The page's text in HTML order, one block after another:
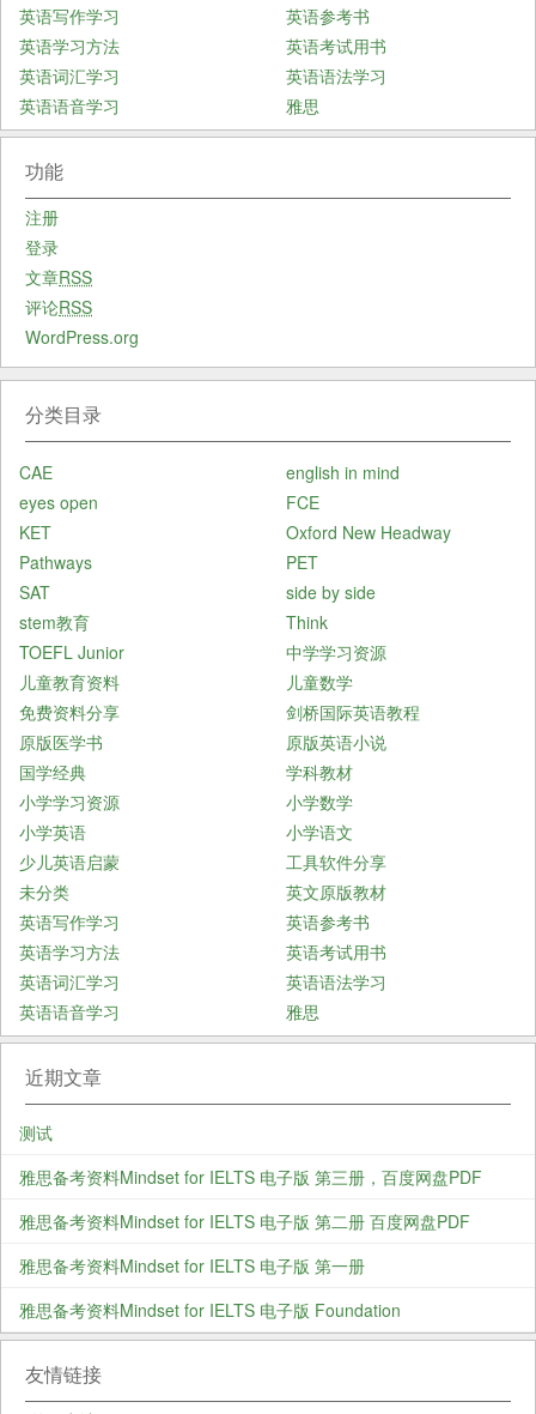
英语写作学习
英语参考书
英语学习方法
英语考试用书
英语词汇学习
英语语法学习
英语语音学习
雅思
功能
注册
登录
文章RSS
评论RSS
WordPress.org
分类目录
CAE
english in mind
eyes open
FCE
KET
Oxford New Headway
Pathways
PET
SAT
side by side
stem教育
Think
TOEFL Junior
中学学习资源
儿童教育资料
儿童数学
免费资料分享
剑桥国际英语教程
原版医学书
原版英语小说
国学经典
学科教材
小学学习资源
小学数学
小学英语
小学语文
少儿英语启蒙
工具软件分享
未分类
英文原版教材
英语写作学习
英语参考书
英语学习方法
英语考试用书
英语词汇学习
英语语法学习
英语语音学习
雅思
近期文章
测试
雅思备考资料Mindset for IELTS 电子版 第三册，百度网盘PDF
雅思备考资料Mindset for IELTS 电子版 第二册 百度网盘PDF
雅思备考资料Mindset for IELTS 电子版 第一册
雅思备考资料Mindset for IELTS 电子版 Foundation
友情链接